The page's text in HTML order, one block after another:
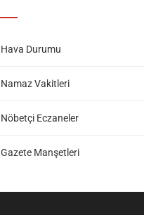
Hava Durumu
Namaz Vakitleri
Nöbetçi Eczaneler
Gazete Manşetleri